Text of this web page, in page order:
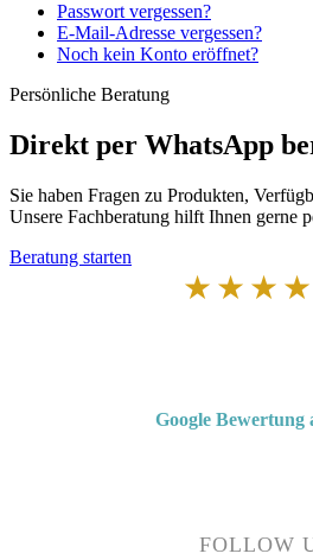
Passwort vergessen?
E-Mail-Adresse vergessen?
Noch kein Konto eröffnet?
Persönliche Beratung
Direkt per WhatsApp
Sie haben Fragen zu Produkten,
Unsere Fachberatung hilft Ihnen gerne
Beratung starten
Google Bewertung
FOLLOW